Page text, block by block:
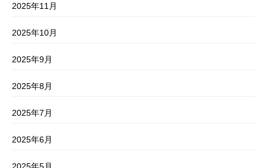
2025年11月
2025年10月
2025年9月
2025年8月
2025年7月
2025年6月